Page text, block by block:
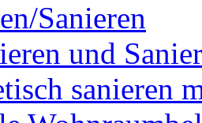
Sanieren
und
sanieren